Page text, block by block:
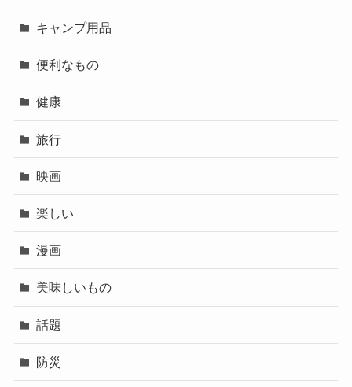
キャンプ用品
便利なもの
健康
旅行
映画
楽しい
漫画
美味しいもの
話題
防災